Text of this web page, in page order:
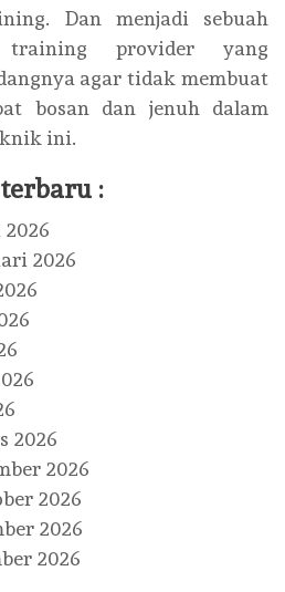
Dan menjadi sebuah
provider yang
agar tidak membuat
bosan dan jenuh dalam
ini.
:
2026
2026
2026
2026
2026
2026
2026